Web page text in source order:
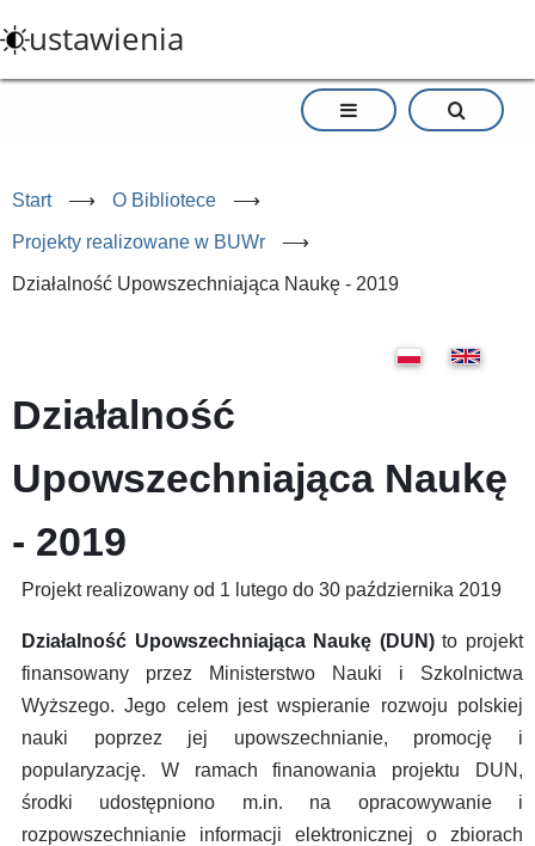
do
treści
ustawienia
Start ⟶ O Bibliotece ⟶
Projekty realizowane w BUWr ⟶
Działalność Upowszechniająca Naukę - 2019
Działalność
Upowszechniająca Naukę
- 2019
Projekt realizowany od 1 lutego do 30 października 2019
Działalność Upowszechniająca Naukę (DUN)to projekt
finansowany przez Ministerstwo Nauki i Szkolnictwa
Wyższego. Jego celem jest wspieranie rozwoju polskiej
nauki poprzez jej upowszechnianie, promocję i
popularyzację. W ramach finanowania projektu DUN,
środki udostępniono m.in. na opracowywanie i
rozpowszechnianie informacji elektronicznej o zbiorach